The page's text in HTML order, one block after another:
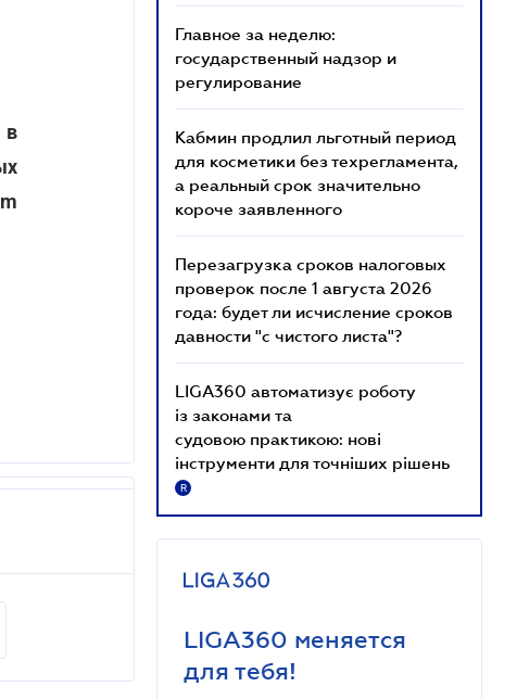
в
Главное за неделю:
государственный надзор и
регулирование
Кабмин продлил льготный период
для косметики без техрегламента,
а реальный срок значительно
короче заявленного
Перезагрузка сроков налоговых
проверок после 1 августа 2026
года: будет ли исчисление сроков
давности "с чистого листа"?
LIGA360 автоматизує роботу
із законами та
судовою практикою: нові
інструменти для точніших рішень
R
LIGA360 меняется
для тебя!